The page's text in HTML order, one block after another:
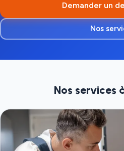
Demander un
Nos
Nos services